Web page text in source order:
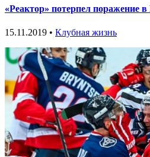
«Реактор» потерпел поражение
15.11.2019 • Клубная жизнь